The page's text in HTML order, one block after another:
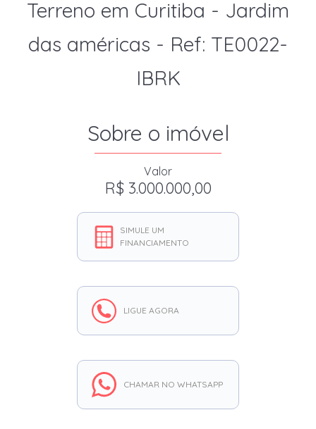
Terreno em Curitiba - Jardim
das américas - Ref: TE0022-
IBRK
Sobre o imóvel
Valor
R$ 3.000.000,00
SIMULE UM
FINANCIAMENTO
LIGUE AGORA
CHAMAR NO WHATSAPP